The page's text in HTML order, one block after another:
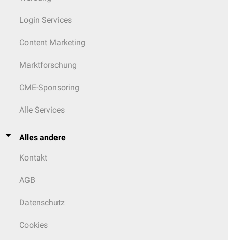
Login Services
Content Marketing
Marktforschung
CME-Sponsoring
Alle Services
Alles andere
Kontakt
AGB
Datenschutz
Cookies